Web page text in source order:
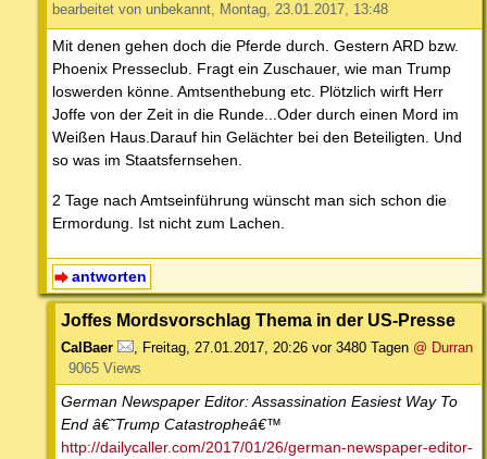
bearbeitet von unbekannt, Montag, 23.01.2017, 13:48
Mit denen gehen doch die Pferde durch. Gestern ARD bzw.
Phoenix Presseclub. Fragt ein Zuschauer, wie man Trump
loswerden könne. Amtsenthebung etc. Plötzlich wirft Herr
Joffe von der Zeit in die Runde...Oder durch einen Mord im
Weißen Haus.Darauf hin Gelächter bei den Beteiligten. Und
so was im Staatsfernsehen.
2 Tage nach Amtseinführung wünscht man sich schon die
Ermordung. Ist nicht zum Lachen.
antworten
Joffes Mordsvorschlag Thema in der US-Presse
CalBaer Freitag, 27.01.2017, 20:26 vor 3480 Tagen @ Durran
9065 Views
German Newspaper Editor: Assassination Easiest Way To
End â€˜Trump Catastropheâ€™
http://dailycaller.com/2017/01/26/german-newspaper-editor-